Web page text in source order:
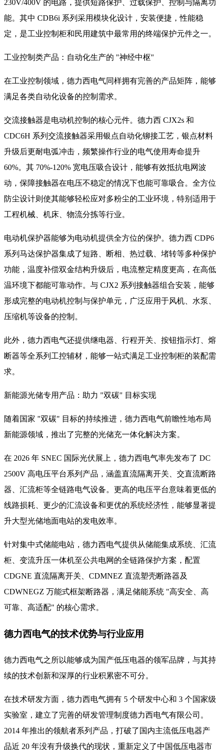
230V/400V 的电路，提供短路保护、过载保护、控制与隔离功
能。其中 CDB6i 系列采用模块化设计，安装便捷，性能稳
定，是工业控制柜和民用建筑中最常用的终端保护元件之一。
工业控制类产品：自动化生产的 "神经中枢"
在工业控制领域，德力西电气同样拥有完善的产品矩阵，能够
满足各类自动化设备的控制需求。
交流接触器是电动机控制的核心元件。德力西 CJX2s 和
CDC6H 系列交流接触器采用银点自动化铆接工艺，银点材料
升级后更耐电弧冲击，频繁操作行业的电气使用寿命提升
60%。其 70%-120% 宽电压吸合设计，能够有效抵抗电网波
动，保障接触器在电压不稳定的情况下也能可靠吸合。全方位
防尘设计则使其能够轻松应对多粉尘的工业环境，特别适用于
工程机械、机床、物流分拣等行业。
电动机保护器能够为电动机提供全方位的保护。德力西 CDP6
系列马达保护器集成了短路、断相、热过载、堵转等多种保护
功能，温度补偿双金结构升级后，电流整定精度更高，在高低
温环境下都能可靠动作。与 CJX2 系列接触器组合安装，能够
形成完整的电动机控制与保护单元，广泛应用于风机、水泵、
压缩机等设备的控制。
此外，德力西电气还提供继电器、行程开关、按钮指示灯、熔
断器等全系列工控辅材，能够一站式满足工业控制柜的装配需
求。
新能源光储专用产品：助力 "双碳" 目标实现
随着国家 "双碳" 目标的持续推进，德力西电气前瞻性地布局
新能源领域，推出了完整的光储充一体化解决方案。
在 2026 年 SNEC 国际光伏展上，德力西电气率先发布了 DC
2500V 高电压平台系列产品，涵盖直流隔离开关、交直流断路
器、汇流柜等全链路电气设备。更高的电压平台意味着更低的
线路损耗、更少的汇流设备和更优的系统经济性，能够显著提
升大型光储地面电站的发电效率。
针对集中式储能电站，德力西电气提供从储能集成系统、汇流
柜、变流升压一体机至公共电网的全链路保护方案，配置
CDGNE 直流隔离开关、CDMNEZ 直流塑壳断路器及
CDWNEGZ 万能式框架断路器，满足储能系统 "高安全、高
可靠、高适配" 的核心需求。
德力西电气的技术优势与行业应用
德力西电气之所以能够成为国产低压电器的领军品牌，与其持
续的技术创新和深厚的行业积累密不可分。
在技术研发方面，德力西电气拥有 5 个研发中心和 3 个国家级
实验室，建立了完善的研发管理制度德力西电气有限公司。
2014 年推出的领航者系列产品，打破了国内主流低压电器产
品近 20 年没有升级换代的现状，重新定义了中国低压电器市